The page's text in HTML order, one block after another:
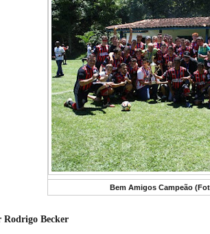
Bem Amigos Campeão
Rodrigo Becker